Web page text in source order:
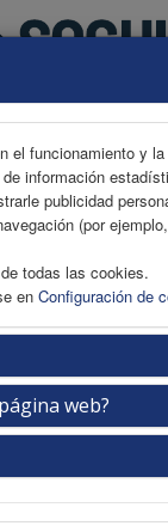
el funcionamiento y
información
publicidad
(por
todas las cookies.
en Configuración de
web?
EXP.